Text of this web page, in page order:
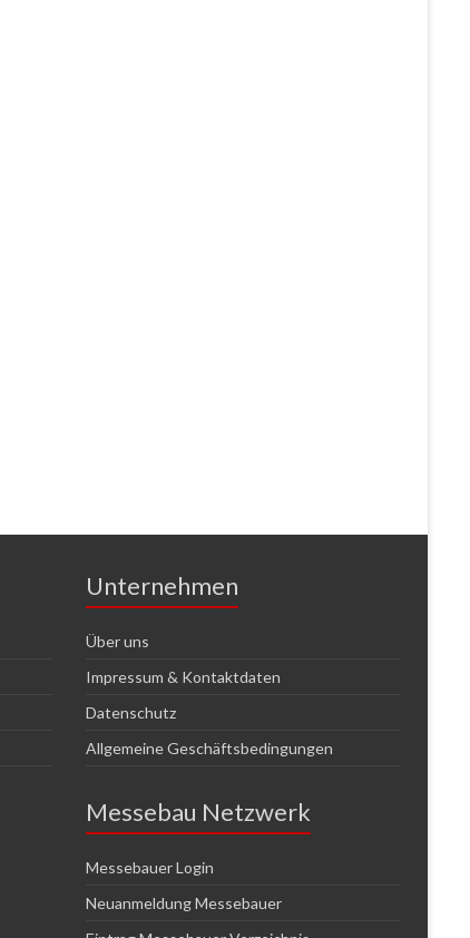
Unternehmen
Über uns
Impressum & Kontaktdaten
Datenschutz
Allgemeine Geschäftsbedingungen
Messebau Netzwerk
Messebauer Login
Neuanmeldung Messebauer